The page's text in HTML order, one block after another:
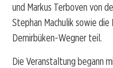
und Markus Terboven von
Stephan Machulik sowie
Demirbüken-Wegner teil.
Die Veranstaltung begann